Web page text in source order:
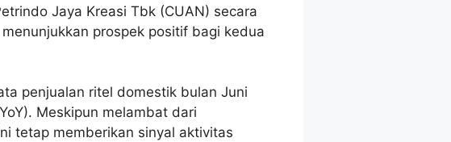
Jaya Kreasi Tbk (CUAN) secara
prospek positif bagi kedua
penjualan ritel domestik bulan Juni
Meskipun melambat dari
tetap memberikan sinyal aktivitas